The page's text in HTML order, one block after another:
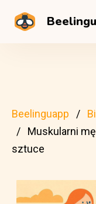
Beelinguapp
Muskularni
sztuce